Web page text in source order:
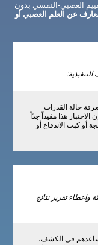
العصبي-النفسي بدون
عن العلم العصبي أو
حالة القدرات
هذا مفيداً جدّاً
أو كبت الاندفاع أو
وإعطاء تقرير نتائج
تساعدهم في الكشف،